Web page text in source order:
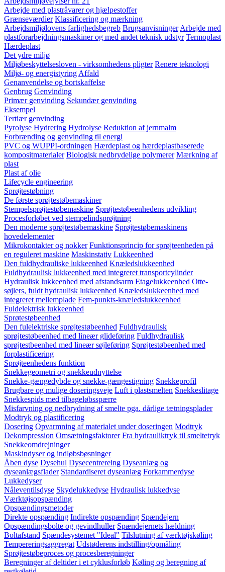
Arbejde med plastråvarer og hjælpestoffer
Grænseværdier Klassificering og mærkning
Arbejdsmiljølovens farlighedsbegreb Brugsanvisninger Arbejde med
plastforarbejdningsmaskiner og med andet teknisk udstyr Termoplast
Hærdeplast
Det ydre miljø
Miljøbeskyttelsesloven - virksomhedens pligter Renere teknologi
Miljø- og energistyring Affald
Genanvendelse og bortskaffelse
Genbrug Genvinding
Primær genvinding Sekundær genvinding
Eksempel
Tertiær genvinding
Pyrolyse Hydrering Hydrolyse Reduktion af jernmalm
Forbrænding og genvinding til energi
PVC og WUPPI-ordningen Hærdeplast og hærdeplastbaserede
kompositmaterialer Biologisk nedbrydelige polymerer Mærkning af
plast
Plast af olie
Lifecycle engineering
Sprøjtestøbning
De første sprøjtestøbemaskiner
Stempelsprøjtestøbemaskine Sprøjtestøbeenhedens udvikling
Procesforløbet ved stempelindsprøjtning
Den moderne sprøjtestøbemaskine Sprøjtestøbemaskinens
hovedelementer
Mikrokontakter og nokker Funktionsprincip for sprøjteenheden på
en reguleret maskine Maskinstativ Lukkeenhed
Den fuldhydrauliske lukkeenhed Knæledslukkeenhed
Fuldhydraulisk lukkeenhed med integreret transportcylinder
Hydraulisk lukkeenhed med afstandsarm Etagelukkeenhed Otte-
søjlers, fuldt hydraulisk lukkeenhed Knæledslukkeenhed med
integreret mellemplade Fem-punkts-knæledslukkeenhed
Fuldelektrisk lukkeenhed
Sprøtestøbeenhed
Den fulelektriske sprøjtestøbeenhed Fuldhydraulisk
sprøjtestøbeenhed med lineær glideføring Fuldhydraulisk
sprøjtestbeenhed med lineær søjleføring Sprøjtestøbeenhed med
forplastificering
Sprøjteenhedens funktion
Snekkegeometri og snekkeudnyttelse
Snekke-gængedybde og snekke-gængestigning Snekkeprofil
Brugbare og mulige doseringsveje Luft i plastsmelten Snekkeslitage
Snekkespids med tilbageløbsspærre
Misfarvning og nedbrydning af smelte pga. dårlige tætningsplader
Modtryk og plastificering
Dosering Opvarmning af materialet under doseringen Modtryk
Dekompression Omsætningsfaktorer Fra hydrauliktryk til smeltetryk
Snekkeomdrejninger
Maskindyser og indløbsbøsninger
Åben dyse Dysehul Dysecentrereing Dyseanlæg og
dyseanlægsflader Standardiseret dyseanlæg Forkammerdyse
Lukkedyser
Nåleventilsdyse Skydelukkedyse Hydraulisk lukkedyse
Værktøjsopspænding
Opspændingsmetoder
Direkte opspænding Indirekte opspænding Spændejern
Opspændingsbolte og gevindhuller Spændejernets hældning
Boltafstand Spændesystemet "Ideal" Tilslutning af værktøjskøling
Tempereringsaggregat Udstøderens indstilling/opmåling
Sprøjtestøbeproces og procesberegninger
Beregninger af deltider i et cyklusforløb Køling og beregning af